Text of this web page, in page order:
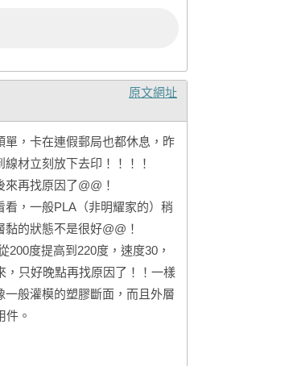
原文網址
，卡在連假郵局也都休息，昨
材立刻放下去印！！！！
再找原因了@@！
，一般PLA（非明耀家的）稍
的狀態不是很好@@！
度提高到220度，速度30，
，只好晚點再找原因了！！一樣
般灌模的塑膠斷面，而且外層
件。